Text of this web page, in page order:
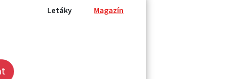
Letáky Magazín